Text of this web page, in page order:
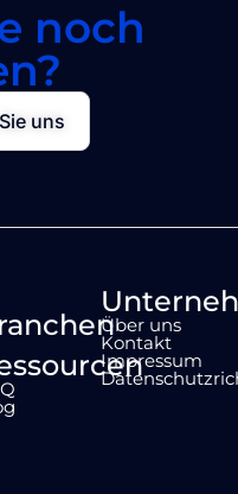
noch
uns
Über uns
Kontakt
Impressum